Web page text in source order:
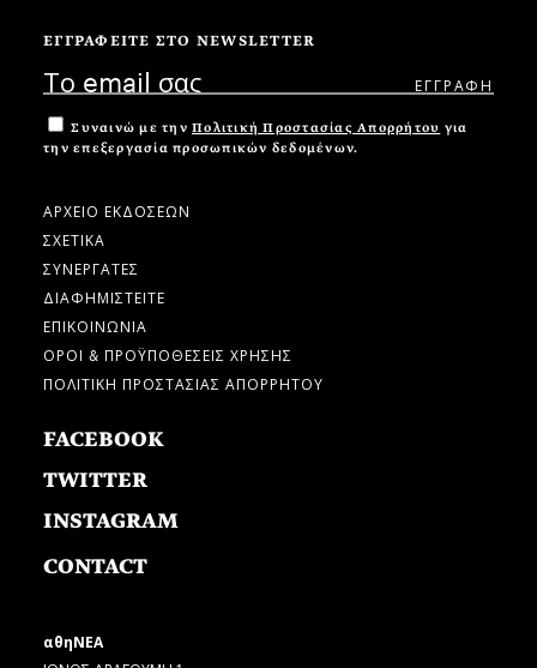
ΕΓΓΡΑΦΕΙΤΕ ΣΤΟ NEWSLETTER
Συναινώ με την Πολιτική Προστασίας Απορρήτου για
την επεξεργασία προσωπικών δεδομένων.
ΑΡΧΕΙΟ ΕΚΔΟΣΕΩΝ
ΣΧΕΤΙΚΑ
ΣΥΝΕΡΓΑΤΕΣ
ΔΙΑΦΗΜΙΣΤΕΙΤΕ
ΕΠΙΚΟΙΝΩΝΙΑ
ΟΡΟΙ & ΠΡΟΫΠΟΘΕΣΕΙΣ ΧΡΗΣΗΣ
ΠΟΛΙΤΙΚΗ ΠΡΟΣΤΑΣΙΑΣ ΑΠΟΡΡΗΤΟΥ
FACEBOOK
TWITTER
INSTAGRAM
CONTACT
αθηΝΕΑ